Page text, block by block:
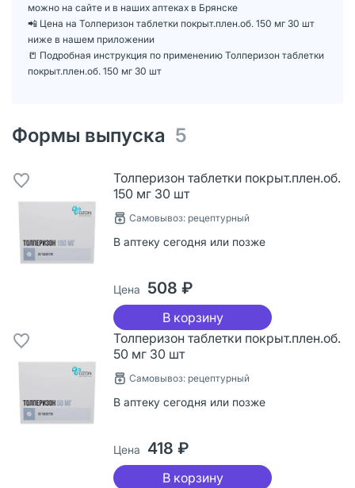
можно на сайте и в наших аптеках в Брянске
📲 Цена на Толперизон таблетки покрыт.плен.об. 150 мг 30 шт
ниже в нашем приложении
📒 Подробная инструкция по применению Толперизон таблетки
покрыт.плен.об. 150 мг 30 шт
Формы выпуска 5
Толперизон таблетки покрыт.плен.об.
150 мг 30 шт
Самовывоз: рецептурный
В аптеку сегодня или позже
Цена 508 ₽
В корзину
Толперизон таблетки покрыт.плен.об.
50 мг 30 шт
Самовывоз: рецептурный
В аптеку сегодня или позже
Цена 418 ₽
В корзину